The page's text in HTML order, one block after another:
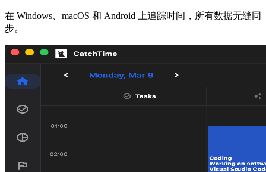
在 Windows、macOS 和 Android 上追踪时间，所有数据无缝同
步。